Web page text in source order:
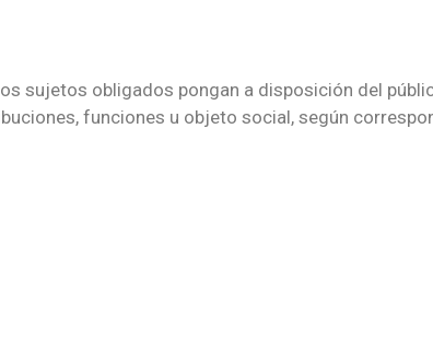
sujetos obligados pongan a disposición del
funciones u objeto social, según